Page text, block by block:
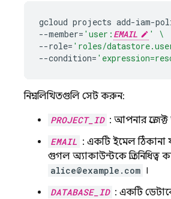
gcloud projects add-iam-
--member= 'user: EMAIL '
\
--role= 'roles/
--condition=
নিম্নলিখিতগুলি সেট করুন:
PROJECT_ID : আপনার
EMAIL : একটি ইমেল ঠিকানা
গুগল অ্যাকাউন্টকে প্রতিনিধিত্ব
alice@example.com ।
DATABASE_ID : একটি